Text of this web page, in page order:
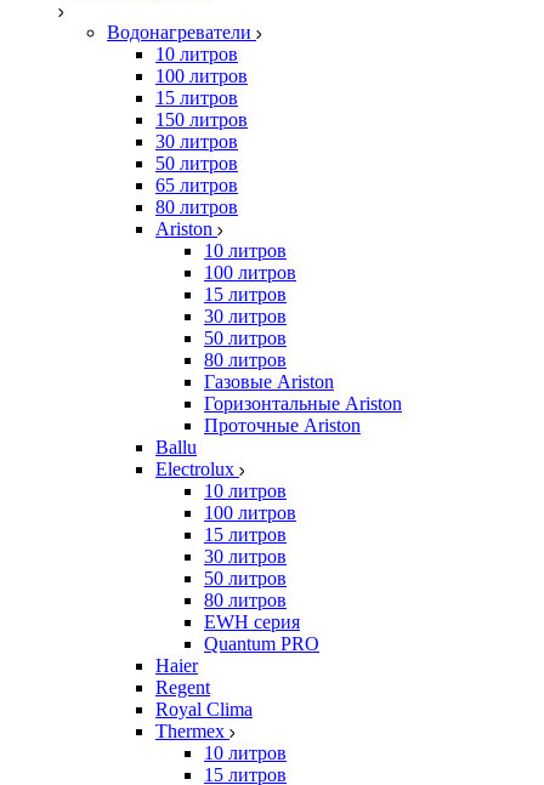
Водонагреватели
10 литров
100 литров
15 литров
150 литров
30 литров
50 литров
65 литров
80 литров
Ariston
10 литров
100 литров
15 литров
30 литров
50 литров
80 литров
Газовые Ariston
Горизонтальные Ariston
Проточные Ariston
Ballu
Electrolux
10 литров
100 литров
15 литров
30 литров
50 литров
80 литров
EWH серия
Quantum PRO
Haier
Regent
Royal Clima
Thermex
10 литров
15 литров